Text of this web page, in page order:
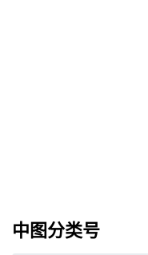
中图分类号